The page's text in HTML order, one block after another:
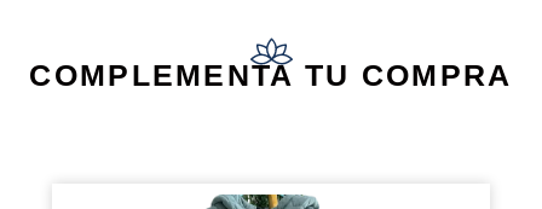
COMPLEMENTA TU COMPRA